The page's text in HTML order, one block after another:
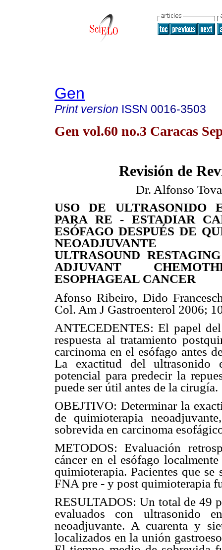
Gen
Print version ISSN 0016-3503
Gen vol.60 no.3 Caracas
Revisión de
Dr. Alfonso
USO DE ULTRASONIDO
PARA RE - ESTADIAR
ESÓFAGO DESPUÉS DE
NEOADJUVANTE
ULTRASOUND
ADJUVANT
ESOPHAGEAL CANCER
Afonso Ribeiro, Dido
Col. Am J Gastroenterol 2006;
ANTECEDENTES: El papel
respuesta al tratamiento
carcinoma en el esófago antes
La exactitud del ultrasonido
potencial para predecir la
puede ser útil antes de la cirugía.
OBEJTIVO: Determinar la
de quimioterapia
sobrevida en carcinoma
METODOS: Evaluación
cáncer en el esófago
quimioterapia. Pacientes que
FNA pre - y post quimioterapia
RESULTADOS: Un total de 49
evaluados con ultrasonido
neoadjuvante. A cuarenta y
localizados en la unión